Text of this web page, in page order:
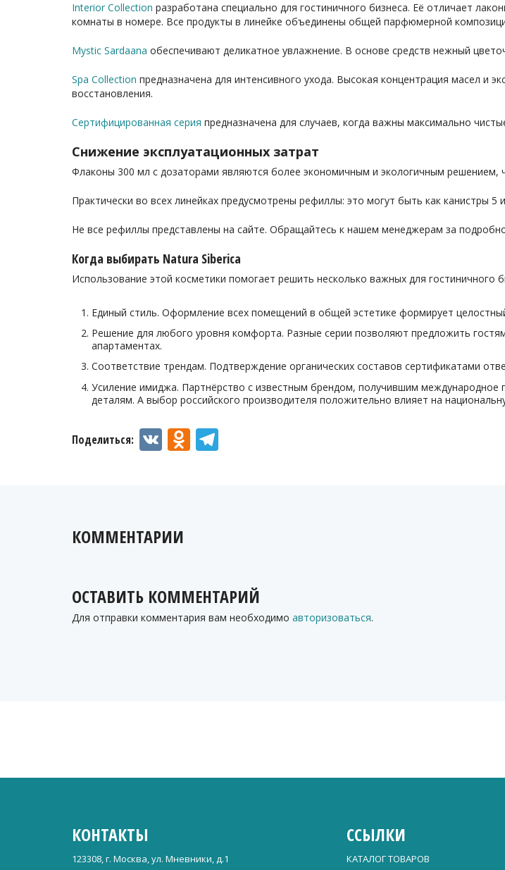
Interior Collection разработана специально для гостиничного бизнеса. Её отличает
комнаты в номере. Все продукты в линейке объединены общей парфюмерной
Mystic Sardaana обеспечивают деликатное увлажнение. В основе средств нежный
Spa Collection предназначена для интенсивного ухода. Высокая концентрация масел и
восстановления.
Сертифицированная серия предназначена для случаев, когда важны максимально
Снижение эксплуатационных затрат
Флаконы 300 мл с дозаторами являются более экономичным и экологичным решением,
Практически во всех линейках предусмотрены рефиллы: это могут быть как канистры 5
Не все рефиллы представлены на сайте. Обращайтесь к нашем менеджерам за
Когда выбирать Natura Siberica
Использование этой косметики помогает решить несколько важных для гостиничного
Единый стиль. Оформление всех помещений в общей эстетике формирует
Решение для любого уровня комфорта. Разные серии позволяют предложить
апартаментах.
Соответствие трендам. Подтверждение органических составов сертификатами
Усиление имиджа. Партнёрство с известным брендом, получившим международное
деталям. А выбор российского производителя положительно влияет на
Поделиться: VK Odnoklassniki
КОММЕНТАРИИ
ОСТАВИТЬ КОММЕНТАРИЙ
Для отправки комментария вам необходимо авторизоваться.
КОНТАКТЫ
123308, г. Москва, ул. Мневники, д.1
ССЫЛКИ
КАТАЛОГ ТОВАРОВ